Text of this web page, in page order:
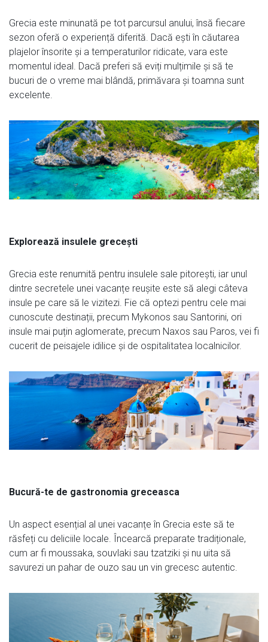
Grecia este minunată pe tot parcursul anului, însă fiecare
sezon oferă o experiență diferită. Dacă ești în căutarea
plajelor însorite și a temperaturilor ridicate, vara este
momentul ideal. Dacă preferi să eviți mulțimile și să te
bucuri de o vreme mai blândă, primăvara și toamna sunt
excelente.
Explorează insulele grecești
Grecia este renumită pentru insulele sale pitorești, iar unul
dintre secretele unei vacanțe reușite este să alegi câteva
insule pe care să le vizitezi. Fie că optezi pentru cele mai
cunoscute destinații, precum Mykonos sau Santorini, ori
insule mai puțin aglomerate, precum Naxos sau Paros, vei fi
cucerit de peisajele idilice și de ospitalitatea localnicilor.
Bucură-te de gastronomia greceasca
Un aspect esențial al unei vacanțe în Grecia este să te
răsfeți cu deliciile locale. Încearcă preparate tradiționale,
cum ar fi moussaka, souvlaki sau tzatziki și nu uita să
savurezi un pahar de ouzo sau un vin grecesc autentic.